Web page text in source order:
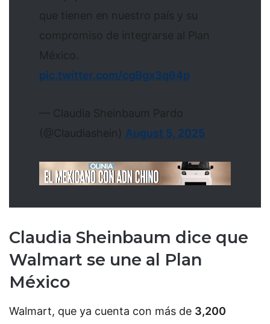
que tienen en nuestro país y su
compromiso de integrarse al Plan
México.
pic.twitter.com/cgBgx3q64p
— Claudia Sheinbaum Pardo
(@Claudiashein) August 5, 2025
Claudia Sheinbaum dice que
Walmart se une al Plan
México
Walmart, que ya cuenta con más de 3,200